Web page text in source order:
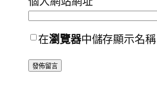
在瀏覽器中儲存顯示名